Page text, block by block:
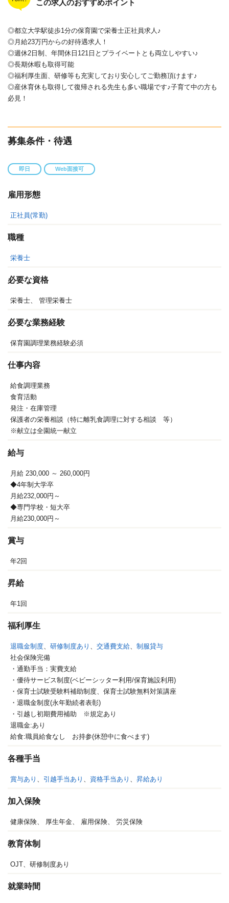
この求人のおすすめポイント
◎都立大学駅徒歩1分の保育園で栄養士正社員求人♪
◎月給23万円からの好待遇求人！
◎週休2日制、年間休日121日とプライベートとも両立しやすい♪
◎長期休暇も取得可能
◎福利厚生面、研修等も充実しており安心してご勤務頂けます♪
◎産休育休も取得して復帰される先生も多い職場です♪子育て中の方も
必見！
募集条件・待遇
即日 Web面接可
雇用形態
正社員(常勤)
職種
栄養士
必要な資格
栄養士、 管理栄養士
必要な業務経験
保育園調理業務経験必須
仕事内容
給食調理業務
食育活動
発注・在庫管理
保護者の栄養相談（特に離乳食調理に対する相談 等）
※献立は全園統一献立
給与
月給 230,000 ～ 260,000円
◆4年制大学卒
月給232,000円～
◆専門学校・短大卒
月給230,000円～
賞与
年2回
昇給
年1回
福利厚生
退職金制度 研修制度あり 交通費支給
制服貸与
社会保険完備
・通勤手当：実費支給
・優待サービス制度(ベビーシッター利用/保育施設利用)
・保育士試験受験料補助制度、保育士試験無料対策講座
・退職金制度(永年勤続者表彰)
・引越し初期費用補助 ※規定あり
退職金:あり
給食:職員給食なし お持参(休憩中に食べます)
各種手当
賞与あり 引越手当あり 資格手当あり 昇給あり
加入保険
健康保険、 厚生年金、 雇用保険、 労災保険
教育体制
OJT、研修制度あり
就業時間